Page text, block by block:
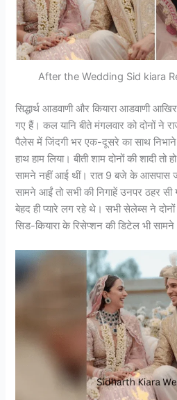
After the Wedding Sid kiara
सिद्धार्थ आडवाणी और कियारा आडवाणी
गए हैं। कल यानि बीते मंगलवार को दोनों ने
पैलेस में जिंदगी भर एक-दूसरे का साथ
हाथ हाम लिया। बीती शाम दोनों की शादी
सामने नहीं आई थीं। रात 9 बजे के आसपास
सामने आईं तो सभी की निगाहें उनपर ठहर
बेहद ही प्यारे लग रहे थे। सभी सेलेब्स ने
सिड-कियारा के रिसेप्शन की डिटेल भी